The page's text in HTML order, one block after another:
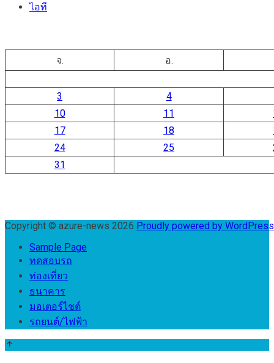
ไอที
จ. อ.
3
4
10
11
17
18
24
25
31
Copyright © azure-news 2026 Proudly powered by
Sample Page
ทดสอบรถ
ท่องเที่ยว
ธนาคาร
มอเตอร์ไชต์
รถยนต์/ไฟฟ้า